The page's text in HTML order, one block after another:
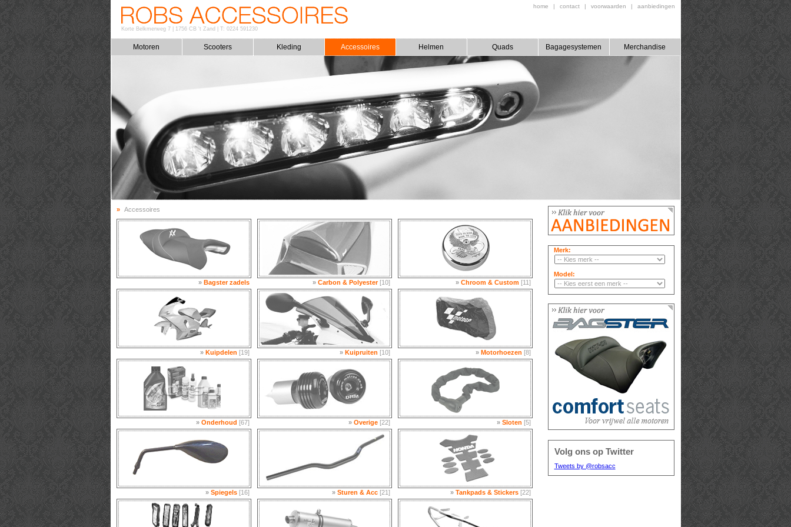
Korte Belkmerweg 7| 1756 CB 't Zand T: 0224 591230
home | contact | voorwaarden | aanbiedingen
Motoren Scooters Kleding Accessoires Helmen Quads Bagagesystemen Merchandise
Merk:
Model:
Volg ons op Twitter
Tweets by @robsacc
» Accessoires
»Bagster zadels »Carbon & Polyester[10] »Chroom & Custom[11]
»Kuipdelen [19] »Kuipruiten [10] »Motorhoezen [8]
»Onderhoud [67] »Overige[22] »Sloten [5]
»Spiegels[16] »Sturen & Acc[21] »Tankpads & Stickers[22]